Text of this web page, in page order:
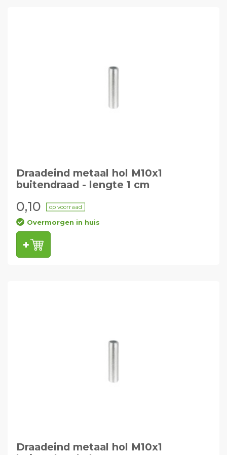
Draadeind metaal hol M10x1
buitendraad - lengte 1 cm
0,10 op voorraad
Overmorgen in huis
Draadeind metaal hol M10x1